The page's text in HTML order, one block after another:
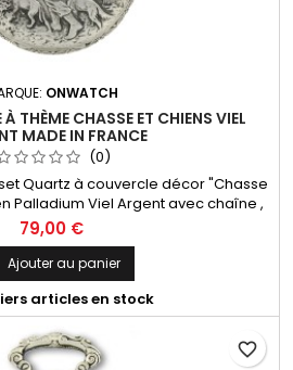
ONWATCH
THÈME CHASSE ET CHIENS VIEL
MADE IN FRANCE
(0)
Quartz à couvercle décor "Chasse
Palladium Viel Argent avec chaîne ,
Ronda 515 Swiss Parts, 3 aiguilles
Française Garantie 2 ans
79,00 €
Ajouter au panier
articles en stock
favorite_border